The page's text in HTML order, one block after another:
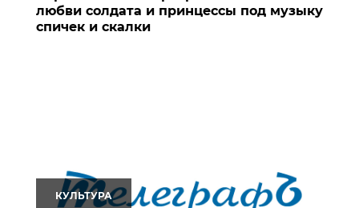
любви солдата и принцессы под музыку
спичек и скалки
КУЛЬТУРА